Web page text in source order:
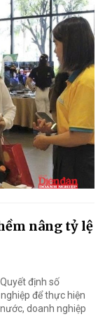
nâng tỷ lệ
định số
để thực hiện
doanh nghiệp